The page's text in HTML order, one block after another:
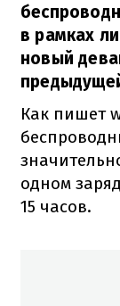
в рамках
новый
Как пишет
одном
15 часов.